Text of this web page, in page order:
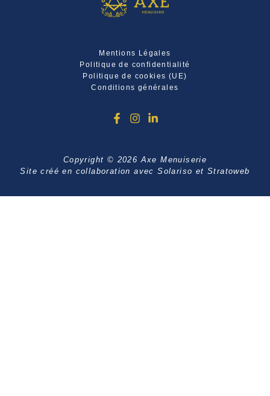
Mentions Légales
Politique de confidentialité
Politique de cookies (UE)
Conditions générales
Copyright © 2026 Axe Menuiserie
Site créé en collaboration avecSolariso et Stratoweb